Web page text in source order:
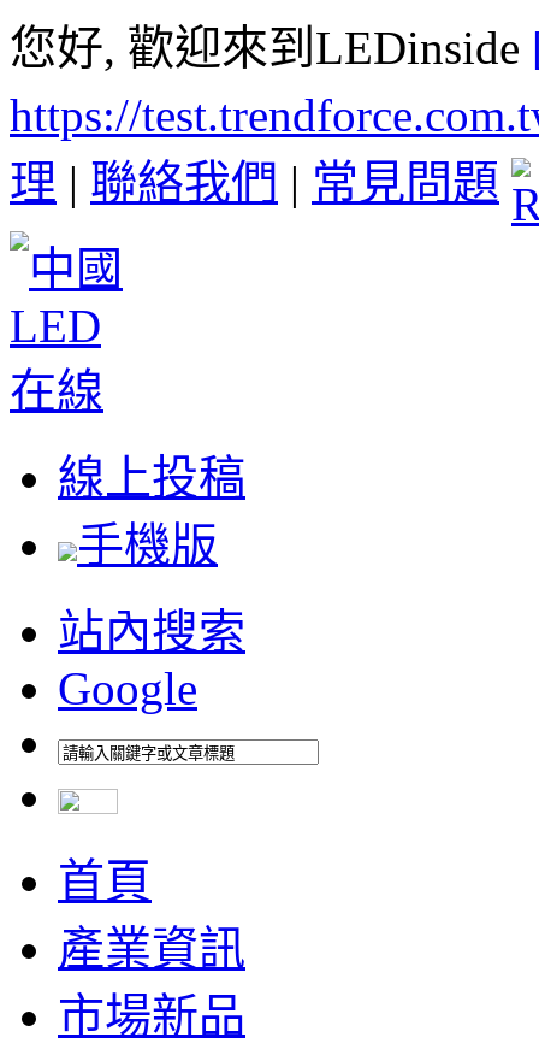
您好, 歡迎來到LEDinside
https://
理 | 聯絡我們 | 常見問題
線上投稿
手機版
站內搜索
Google
首頁
產業資訊
市場新品